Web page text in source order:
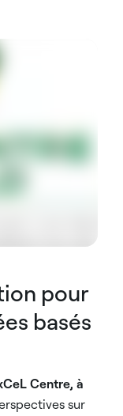
pour
basés
Centre, à
sur